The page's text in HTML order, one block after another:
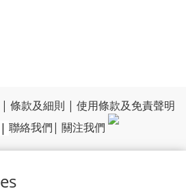
條款及細則 | 使用條款及免責聲明
| 聯絡我們| 關注我們